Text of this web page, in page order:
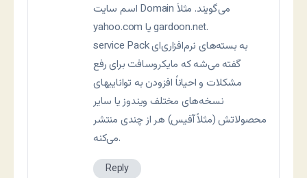
اسم سايت Domain می‌گويند. مثلاَ
yahoo.com يا gardoon.net.
service Pack به بسته‌های نرم‌افزاری‌ای
گفته می‌شه که مايکروسافت برای رفع
مشکلات و احياناً افزودن به تواناييهای
نسخه‌های مختلف ويندوز يا ساير
محصولاتش (مثلاً آفيس) هر از چندی منتشر
می‌کنه.
Reply